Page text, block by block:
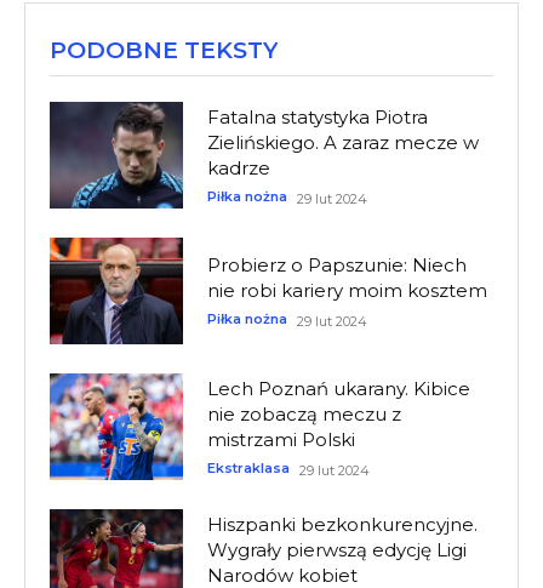
PODOBNE TEKSTY
Fatalna statystyka Piotra
Zielińskiego. A zaraz mecze w
kadrze
Piłka nożna 29 lut 2024
Probierz o Papszunie: Niech
nie robi kariery moim kosztem
Piłka nożna 29 lut 2024
Lech Poznań ukarany. Kibice
nie zobaczą meczu z
mistrzami Polski
Ekstraklasa 29 lut 2024
Hiszpanki bezkonkurencyjne.
Wygrały pierwszą edycję Ligi
Narodów kobiet